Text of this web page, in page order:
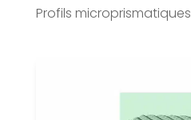
Profils microprismatiques